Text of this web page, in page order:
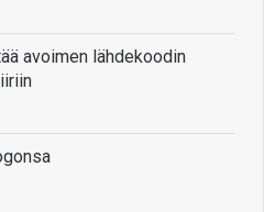
avoimen lähdekoodin